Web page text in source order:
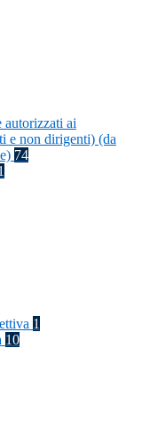
ai
e non dirigenti) (da
74
1
10